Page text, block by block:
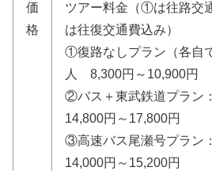
価
格
ツアー料金（①は往路
は往復交通費込み）
①復路なしプラン（各自
人 8,300円～10,900円
②バス＋東武鉄道プラン
14,800円～17,800円
③高速バス尾瀬号プラン
14,000円～15,200円